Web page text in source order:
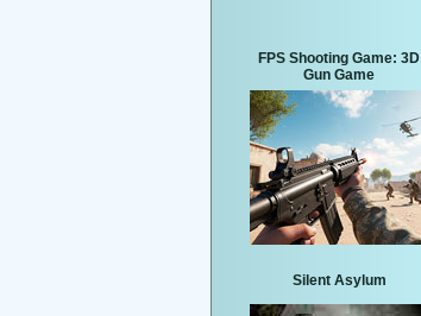
FPS Shooting Game: 3D
Gun Game
Silent Asylum